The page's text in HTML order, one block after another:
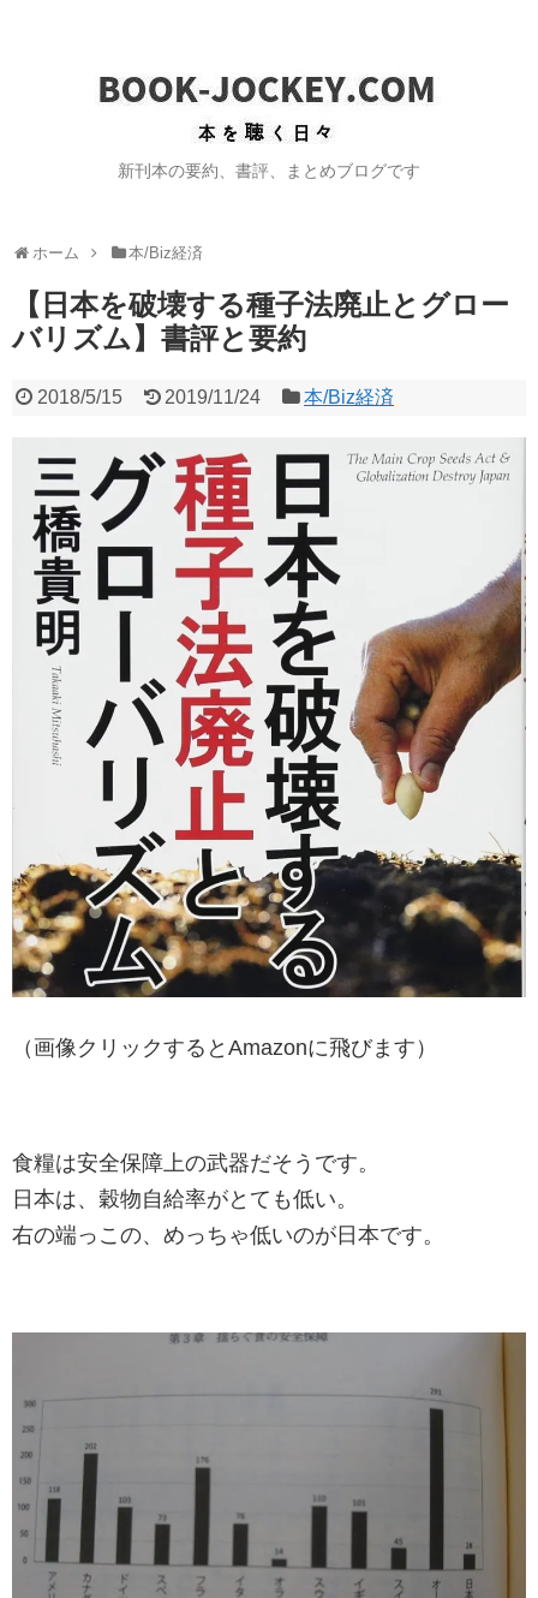
新刊本の要約、書評、まとめブログです
ホーム 本/Biz経済
【日本を破壊する種子法廃止とグロー
バリズム】書評と要約
2018/5/15 2019/11/24 本/Biz経済
（画像クリックするとAmazonに飛びます）
食糧は安全保障上の武器だそうです。
日本は、穀物自給率がとても低い。
右の端っこの、めっちゃ低いのが日本です。